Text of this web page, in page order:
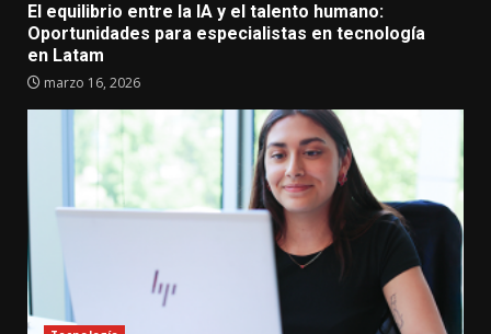
El equilibrio entre la IA y el talento humano:
Oportunidades para especialistas en tecnología
en Latam
marzo 16, 2026